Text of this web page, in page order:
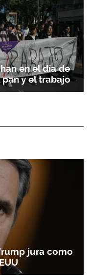
en el día de
y el trabajo
jura como